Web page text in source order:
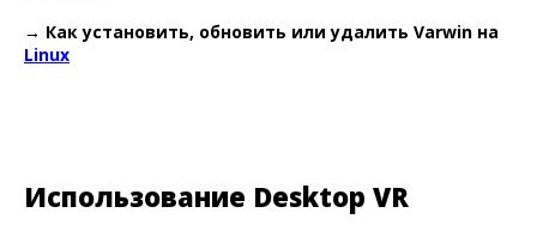
→ Как установить, обновить или удалить Varwin на
Linux
Использование Desktop VR